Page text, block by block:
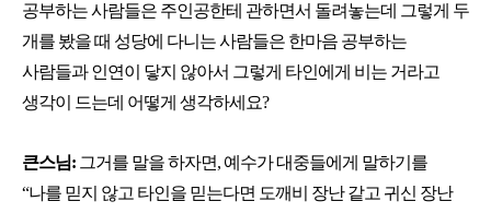
공부하는 사람들은 주인공한테 관하면서 돌려놓는데 그렇게 두
개를 봤을 때 성당에 다니는 사람들은 한마음 공부하는
사람들과 인연이 닿지 않아서 그렇게 타인에게 비는 거라고
생각이 드는데 어떻게 생각하세요?
큰스님: 그거를 말을 하자면, 예수가 대중들에게 말하기를
“나를 믿지 않고 타인을 믿는다면 도깨비 장난 같고 귀신 장난